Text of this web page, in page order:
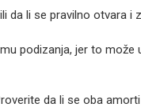
li se pravilno otvara i
podizanja, jer to
da li se oba